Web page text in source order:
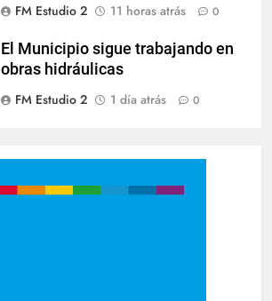
FM Estudio 2 11 horas atrás 0
El Municipio sigue trabajando en
obras hidráulicas
FM Estudio 2
1 día atrás 0